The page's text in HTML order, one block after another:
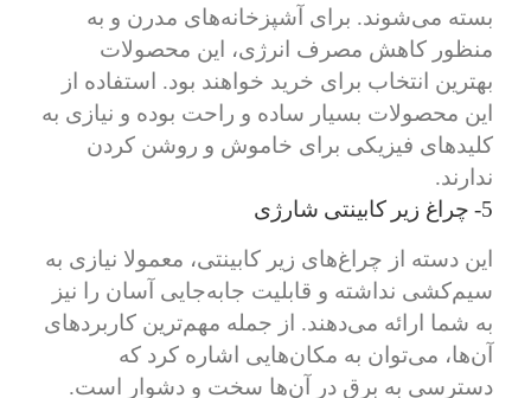
بسته می‌شوند. برای آشپزخانه‌های مدرن و به
منظور کاهش مصرف انرژی، این محصولات
بهترین انتخاب برای خرید خواهند بود. استفاده از
این محصولات بسیار ساده و راحت بوده و نیازی به
کلیدهای فیزیکی برای خاموش و روشن کردن
ندارند.
5- چراغ زیر کابینتی شارژی
این دسته از چراغ‌های زیر کابینتی، معمولا نیازی به
سیم‌کشی نداشته و قابلیت جابه‌جایی آسان را نیز
به شما ارائه می‌دهند. از جمله مهم‌ترین کاربردهای
آن‌ها، می‌توان به مکان‌هایی اشاره کرد که
دسترسی به برق در آن‌ها سخت و دشوار است.